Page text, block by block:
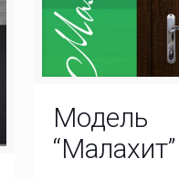
Модель
“Малахит”